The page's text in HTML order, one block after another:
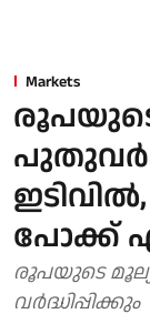
Markets
പോക്ക്
രൂപയുടെ
വർദ്ധിപ്പിക്കും